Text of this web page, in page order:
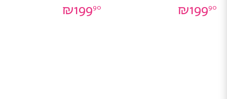
₪19990
₪19990